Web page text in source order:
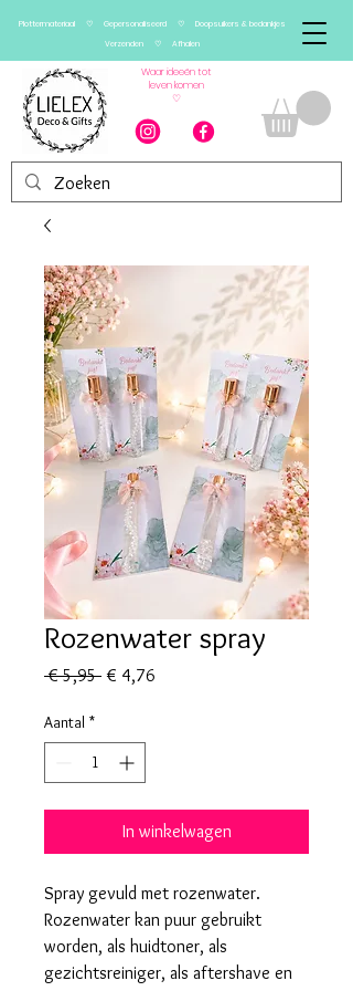
Plottermateriaal ♡ Gepersonaliseerd ♡ Doopsuikers & bedankjes
Verzenden ♡ Afhalen
Waar ideeën tot
leven komen
♡
Rozenwater spray
€ 5,95 Normale
€ 4,76
Aantal *
In winkelwagen
Spray gevuld met rozenwater.
Rozenwater kan puur gebruikt
worden, als huidtoner, als
gezichtsreiniger, als aftershave en